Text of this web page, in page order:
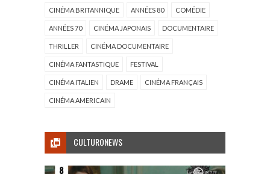
CINÉMA BRITANNIQUE ANNÉES 80 COMÉDIE
ANNÉES 70 CINÉMA JAPONAIS DOCUMENTAIRE
THRILLER CINÉMA DOCUMENTAIRE
CINÉMA FANTASTIQUE FESTIVAL
CINÉMA ITALIEN DRAME CINÉMA FRANÇAIS
CINÉMA AMERICAIN
CULTURONEWS